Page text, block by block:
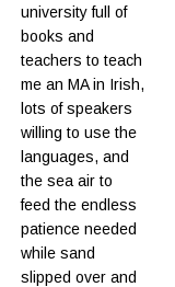
university full of
books and
teachers to teach
me an MA in Irish,
lots of speakers
willing to use the
languages, and
the sea air to
feed the endless
patience needed
while sand
slipped over and